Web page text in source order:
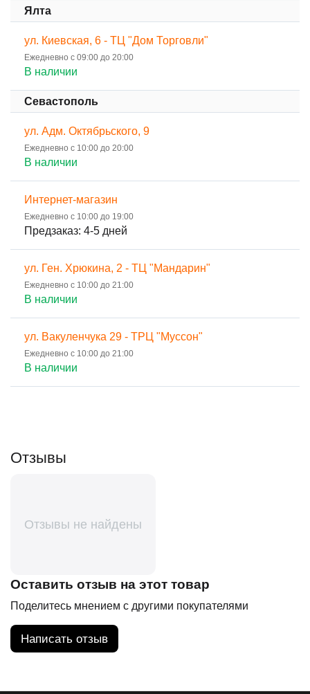
Ялта
ул. Киевская, 6 - ТЦ "Дом Торговли"
Ежедневно с 09:00 до 20:00
В наличии
Севастополь
ул. Адм. Октябрьского, 9
Ежедневно с 10:00 до 20:00
В наличии
Интернет-магазин
Ежедневно с 10:00 до 19:00
Предзаказ: 4-5 дней
ул. Ген. Хрюкина, 2 - ТЦ "Мандарин"
Ежедневно с 10:00 до 21:00
В наличии
ул. Вакуленчука 29 - ТРЦ "Муссон"
Ежедневно с 10:00 до 21:00
В наличии
Отзывы
Отзывы не найдены
Оставить отзыв на этот товар
Поделитесь мнением с другими покупателями
Написать отзыв